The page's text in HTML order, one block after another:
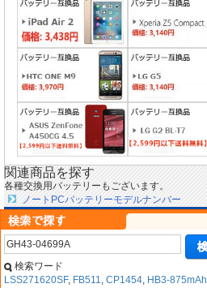
関連商品を探す
各種交換用バッテリーもございます。
ノートPCバッテリーモデルナンバー
検索ワード
LSS271620SF, FB511, CP1454, HB3-875mAh